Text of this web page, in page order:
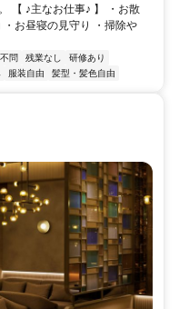
【 ♪主なお仕事♪ 】 ・お散
お昼寝の見守り ・掃除や
問 残業なし
研修あり
服装自由 髪型・髪色自由